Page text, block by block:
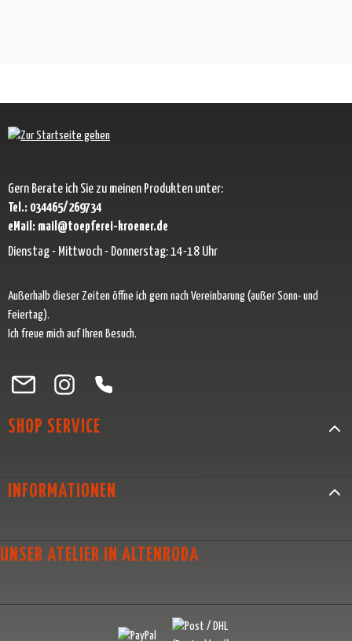
Gern Berate ich Sie zu meinen Produkten unter:
Tel.: 034465/269734
eMail: mail@toepferei-kroener.de
Dienstag - Mittwoch - Donnerstag: 14-18 Uhr
Außerhalb dieser Zeiten öffne ich gern nach Vereinbarung (außer Sonn- und
Feiertag).
Ich freue mich auf Ihren Besuch.
Besuche uns auf Facebook – öffnet in neuem Tab (externer Link)
Schau auf Instagram vorbei – öffnet in neuem Tab (externer Link)
Lass dich auf Pinterest inspirieren – öffnet in neuem Tab
Folge uns auf X – öffnet in neuem Tab (externer Link)
SHOP SERVICE
INFORMATIONEN
UNSER ATELIER IN ALTENRODA